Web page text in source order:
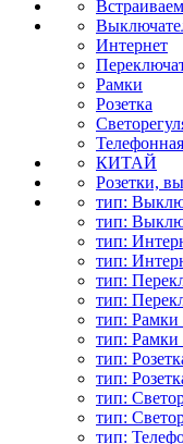
Интернет
Рамки
Розетка
КИТАЙ
Розетки,
тип:
тип:
тип:
тип:
тип:
тип:
тип: Рамки
тип: Рамки
тип:
тип:
тип:
тип:
тип: